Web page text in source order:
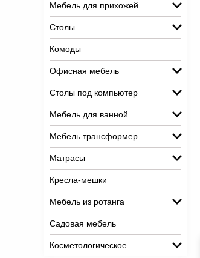
Мебель для прихожей
Столы
Комоды
Офисная мебель
Столы под компьютер
Мебель для ванной
Мебель трансформер
Матрасы
Кресла-мешки
Мебель из ротанга
Садовая мебель
Косметологическое